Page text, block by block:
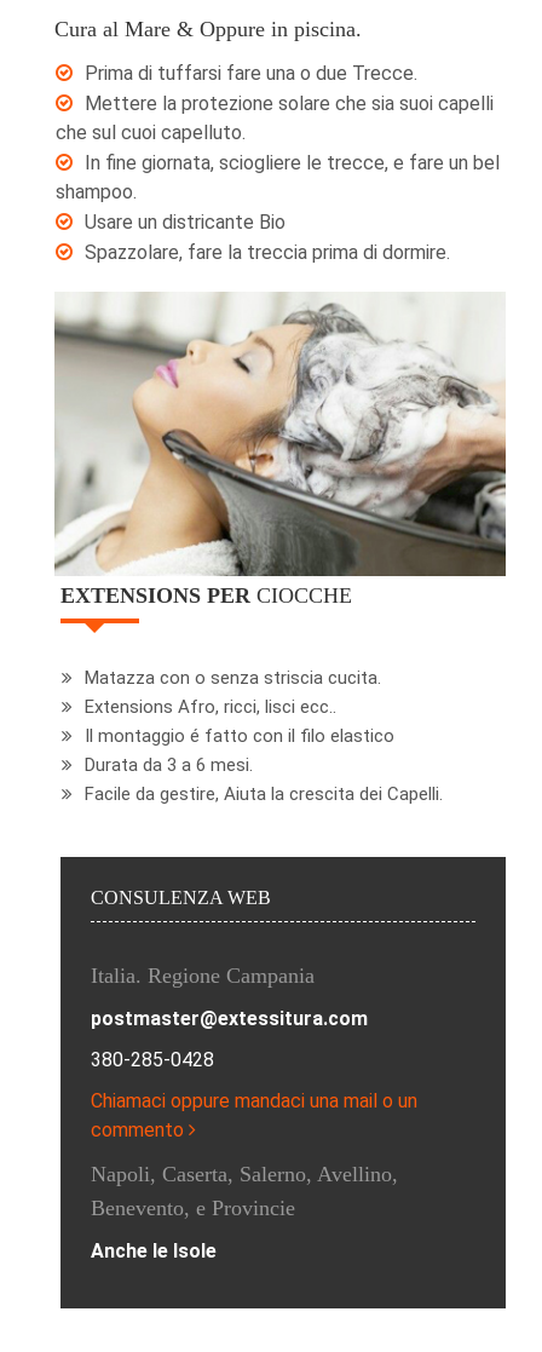
Cura al Mare & Oppure in piscina.
Prima di tuffarsi fare una o due Trecce.
Mettere la protezione solare che sia suoi capelli
che sul cuoi capelluto.
In fine giornata, sciogliere le trecce, e fare un bel
shampoo.
Usare un districante Bio
Spazzolare, fare la treccia prima di dormire.
EXTENSIONS PER CIOCCHE
Matazza con o senza striscia cucita.
Extensions Afro, ricci, lisci ecc..
Il montaggio é fatto con il filo elastico
Durata da 3 a 6 mesi.
Facile da gestire, Aiuta la crescita dei Capelli.
CONSULENZA WEB
Italia. Regione Campania
postmaster@extessitura.com
380-285-0428
Chiamaci oppure mandaci una mail o un
commento
Napoli, Caserta, Salerno, Avellino,
Benevento, e Provincie
Anche le Isole